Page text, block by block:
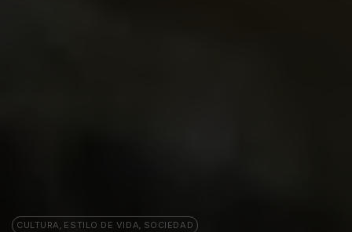
CULTURA , ESTILO DE VIDA, SOCIEDAD